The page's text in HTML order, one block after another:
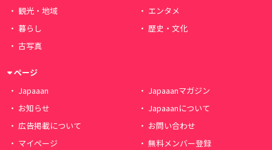
観光・地域
エンタメ
暮らし
歴史・文化
古写真
ページ
Japaaan
Japaaanマガジン
お知らせ
Japaaanについて
広告掲載について
お問い合わせ
マイページ
無料メンバー登録